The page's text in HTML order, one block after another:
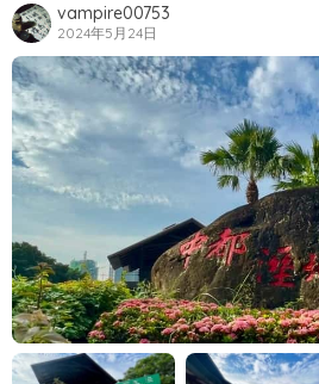
vampire00753
2024年5月24日